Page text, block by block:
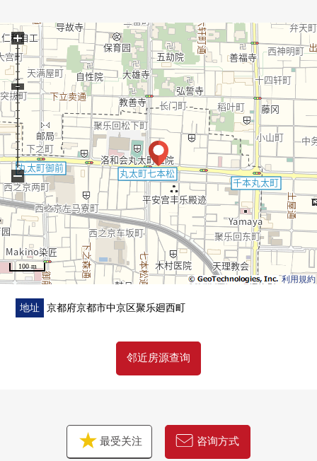
◆ 推荐的要点
0实际使用面积56平米的2LDK
0约10.8张塌塌米LDK
0朝南的阳台
0开放式厨房
0步入式衣帽间
0附带监视器的内部对讲机
利用規約
100 m
+
−
地址 京都府京都市中京区聚乐廻西町
邻近房源查询
最受关注 咨询方式